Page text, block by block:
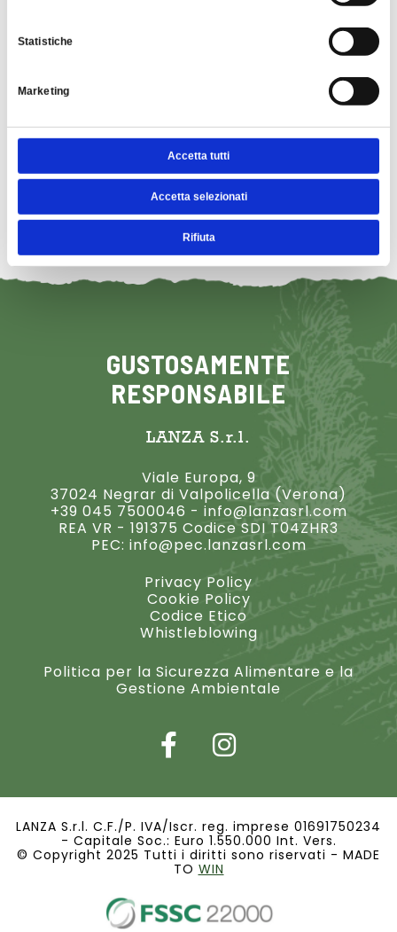
Statistiche
Marketing
Accetta tutti
Accetta selezionati
Rifiuta
MINI TARTARE DI SCOTTONA
GUSTOSAMENTE
RESPONSABILE
LANZA S.r.l.
Viale Europa, 9
37024 Negrar di Valpolicella (Verona)
+39 045 7500046 - info@lanzasrl.com
REA VR - 191375 Codice SDI T04ZHR3
PEC: info@pec.lanzasrl.com
Privacy Policy
Cookie Policy
Codice Etico
Whistleblowing
Politica per la Sicurezza Alimentare e la
Gestione Ambientale
LANZA S.r.l. C.F./P. IVA/Iscr. reg. imprese 01691750234
- Capitale Soc.: Euro 1.550.000 Int. Vers.
© Copyright 2025 Tutti i diritti sono riservati - MADE
TO WIN